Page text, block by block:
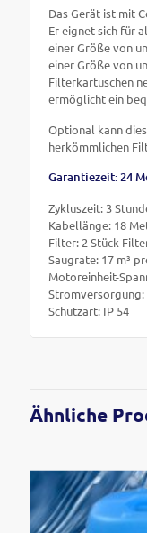
Das Gerät ist mit
Er eignet sich für
einer Größe von
einer Größe von
Filterkartuschen
ermöglicht ein
Optional kann
herkömmlichen
Garantiezeit: 24
Zykluszeit: 3
Kabellänge: 18
Filter: 2 Stück
Saugrate: 17 m³
Motoreinheit-
Stromversorgung:
Schutzart: IP 54
Ähnliche